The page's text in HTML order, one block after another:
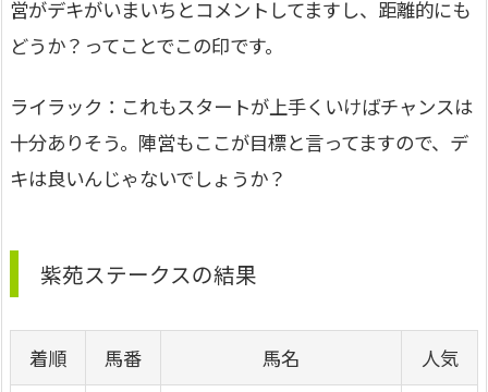
営がデキがいまいちとコメントしてますし、距離的にも
どうか？ってことでこの印です。
ライラック：これもスタートが上手くいけばチャンスは
十分ありそう。陣営もここが目標と言ってますので、デ
キは良いんじゃないでしょうか？
紫苑ステークスの結果
着順 馬番 馬名
人気